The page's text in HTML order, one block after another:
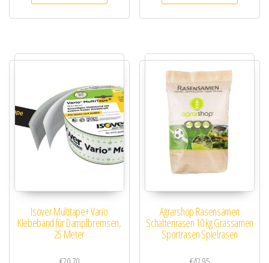
Isover Multitape+ Vario
Klebeband für Dampfbremsen,
25 Meter
Agrarshop Rasensamen
Schattenrasen 10 kg Grassamen
Sportrasen Spielrasen